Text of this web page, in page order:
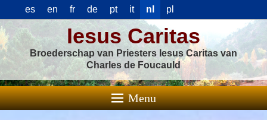
es en fr de pt it nl pl
Iesus Caritas
Broederschap van Priesters Iesus Caritas van
Charles de Foucauld
Menu